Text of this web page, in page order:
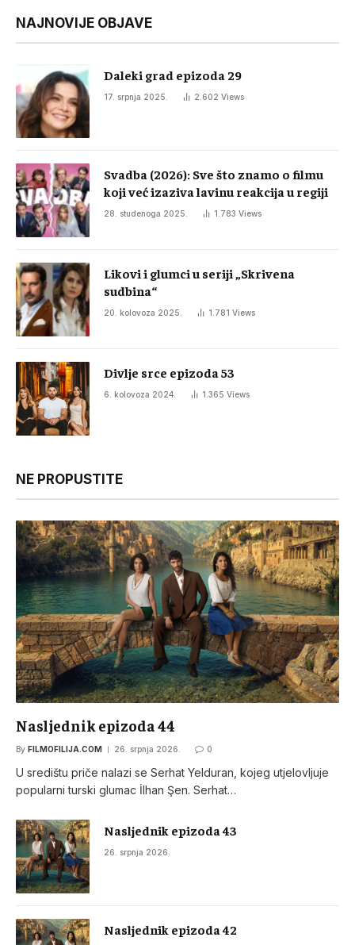
NAJNOVIJE OBJAVE
Daleki grad epizoda 29
17. srpnja 2025. 2.602 Views
Svadba (2026): Sve što znamo o filmu
koji već izaziva lavinu reakcija u regiji
28. studenoga 2025. 1.783 Views
Likovi i glumci u seriji „Skrivena
sudbina“
20. kolovoza 2025. 1.781 Views
Divlje srce epizoda 53
6. kolovoza 2024. 1.365 Views
NE PROPUSTITE
Nasljednik epizoda 44
By FILMOFILIJA.COM 26. srpnja 2026. 0
U središtu priče nalazi se Serhat Yelduran, kojeg utjelovljuje
popularni turski glumac İlhan Şen. Serhat…
Nasljednik epizoda 43
26. srpnja 2026.
Nasljednik epizoda 42